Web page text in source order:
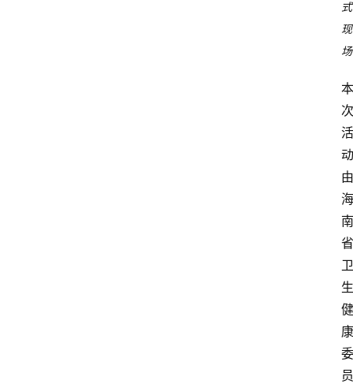
式
现
场
本
次
活
动
由
海
南
省
卫
生
健
康
委
员